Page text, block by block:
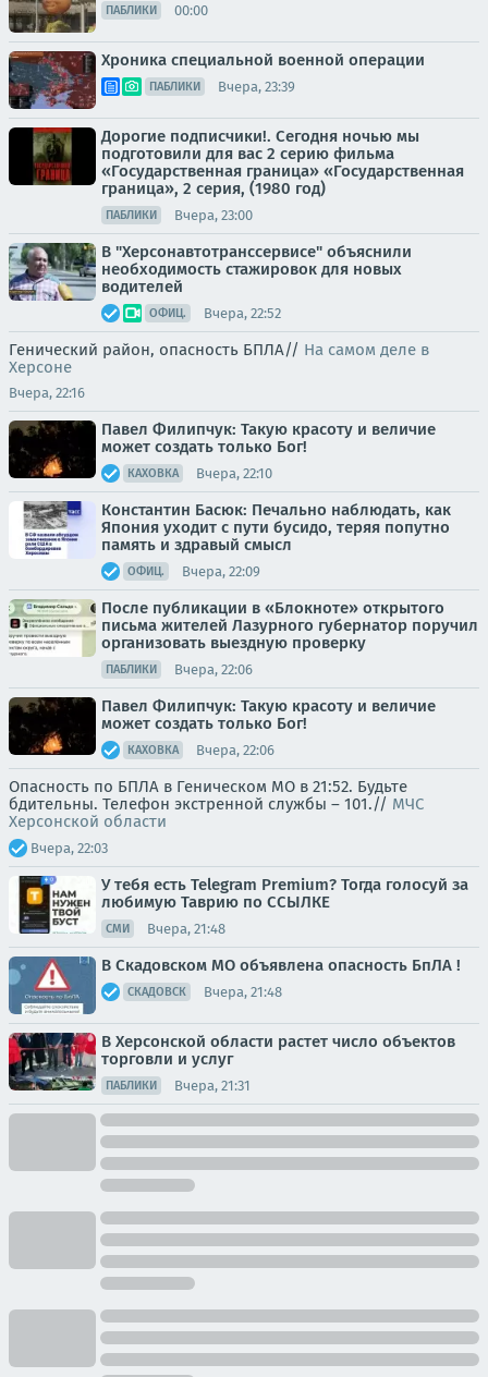
ПАБЛИКИ 00:00
Хроника специальной военной операции
ПАБЛИКИ Вчера, 23:39
Дорогие подписчики!. Сегодня ночью мы
подготовили для вас 2 серию фильма
«Государственная граница» «Государственная
граница», 2 серия, (1980 год)
ПАБЛИКИ Вчера, 23:00
В "Херсонавтотранссервисе" объяснили
необходимость стажировок для новых
водителей
ОФИЦ. Вчера, 22:52
Генический район, опасность БПЛА// На самом деле в
Херсоне
Вчера, 22:16
Павел Филипчук: Такую красоту и величие
может создать только Бог!
КАХОВКА Вчера, 22:10
Константин Басюк: Печально наблюдать, как
Япония уходит с пути бусидо, теряя попутно
память и здравый смысл
ОФИЦ. Вчера, 22:09
После публикации в «Блокноте» открытого
письма жителей Лазурного губернатор поручил
организовать выездную проверку
ПАБЛИКИ Вчера, 22:06
Павел Филипчук: Такую красоту и величие
может создать только Бог!
КАХОВКА Вчера, 22:06
Опасность по БПЛА в Геническом МО в 21:52. Будьте
бдительны. Телефон экстренной службы – 101.// МЧС
Херсонской области
Вчера, 22:03
У тебя есть Telegram Premium? Тогда голосуй за
любимую Таврию по ССЫЛКЕ
СМИ Вчера, 21:48
В Скадовском МО объявлена опасность БпЛА !
СКАДОВСК Вчера, 21:48
В Херсонской области растет число объектов
торговли и услуг
ПАБЛИКИ Вчера, 21:31